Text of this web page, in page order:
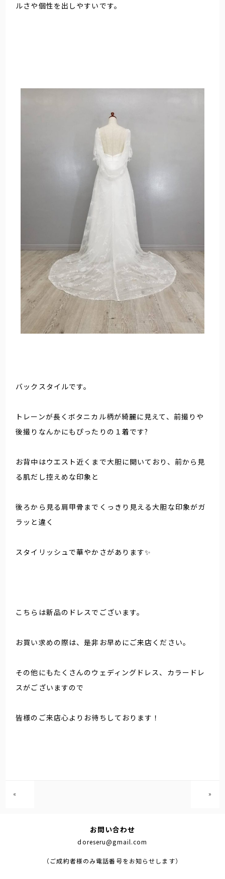
ルさや個性を出しやすいです。
バックスタイルです。
トレーンが長くボタニカル柄が綺麗に見えて、前撮りや
後撮りなんかにもぴったりの１着です?
お背中はウエスト近くまで大胆に開いており、前から見
る肌だし控えめな印象と
後ろから見る肩甲骨までくっきり見える大胆な印象がガ
ラッと違く
スタイリッシュで華やかさがあります✨
こちらは新品のドレスでございます。
お買い求めの際は、是非お早めにご来店ください。
その他にもたくさんのウェディングドレス、カラードレ
スがございますので
皆様のご来店心よりお待ちしております！
« »
お問い合わせ
doreseru@gmail.com
（ご成約者様のみ電話番号をお知らせします）